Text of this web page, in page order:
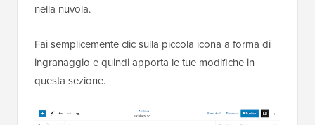
nella nuvola.
Fai semplicemente clic sulla piccola icona a forma di
ingranaggio e quindi apporta le tue modifiche in
questa sezione.